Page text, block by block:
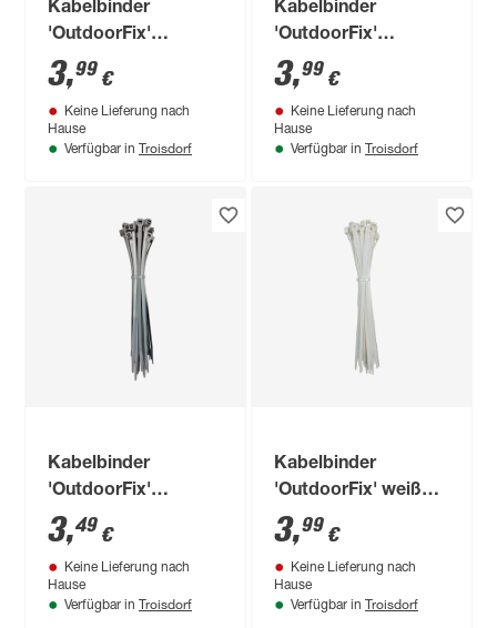
Kabelbinder
'OutdoorFix'
weidenholz dunkel
200 x 4,6 mm 50
Stück
3,99 €
Keine Lieferung nach
Hause
Verfügbar in Troisdorf
Kabelbinder
'OutdoorFix'
moosgrün 200 x 3,6
mm 50 Stück
3,99 €
Keine Lieferung nach
Hause
Verfügbar in Troisdorf
Kabelbinder
'OutdoorFix'
aluminiumfarben 150
x 3,6 mm 50 Stück
3,49 €
Keine Lieferung nach
Hause
Verfügbar in Troisdorf
Kabelbinder
'OutdoorFix' weiß
200 x 4,6 mm 50
Stück
3,99 €
Keine Lieferung nach
Hause
Verfügbar in Troisdorf